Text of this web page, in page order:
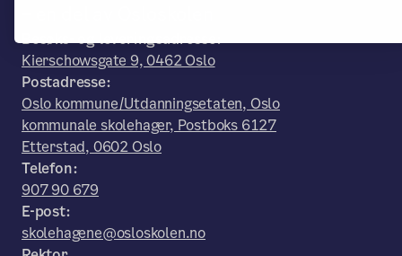
Besøks- og leveringsadresse:
Kierschowsgate 9, 0462 Oslo
Postadresse:
Oslo kommune/Utdanningsetaten, Oslo
kommunale skolehager, Postboks 6127
Etterstad, 0602 Oslo
Telefon:
907 90 679
E-post:
skolehagene@osloskolen.no